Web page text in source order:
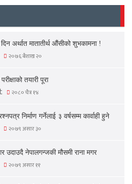
अर्थात मातातीर्थ औंसीको शुभकामना !
२०७६ बैशाख २०
तयारी पूरा
२०८० चैत्र १४
निर्माण गर्नेलाई ३ वर्षसम्म कार्वाही हुने
२०७९ असार ३०
उदाउदै नेपालगन्जकी मौसमी राना मगर
२०७९ असार ११